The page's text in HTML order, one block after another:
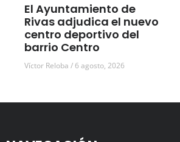
El Ayuntamiento de
Rivas adjudica el nuevo
centro deportivo del
barrio Centro
Víctor Reloba 6 agosto, 2026